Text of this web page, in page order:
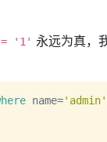
'1' 永远为真，
name='admin'